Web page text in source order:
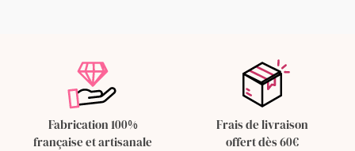
Fabrication 100%
française et artisanale
Frais de livraison
offert dès 60€